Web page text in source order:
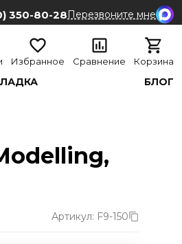
350-80-28Перезвоните мне
Избранное Сравнение Корзина
БЛОГ
Артикул: F9-150